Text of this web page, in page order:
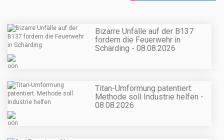
Bizarre Unfälle auf der B137
fordern die Feuerwehr in
Schärding - 08.08.2026
Titan-Umformung patentiert:
Methode soll Industrie helfen -
08.08.2026